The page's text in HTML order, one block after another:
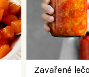
Zavařené